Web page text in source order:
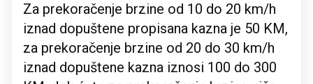
Za prekoračenje brzine od 10 do 20 km/h
iznad dopuštene propisana kazna je 50 KM,
za prekoračenje brzine od 20 do 30 km/h
iznad dopuštene kazna iznosi 100 do 300